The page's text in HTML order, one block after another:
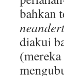
bahkan
diakui